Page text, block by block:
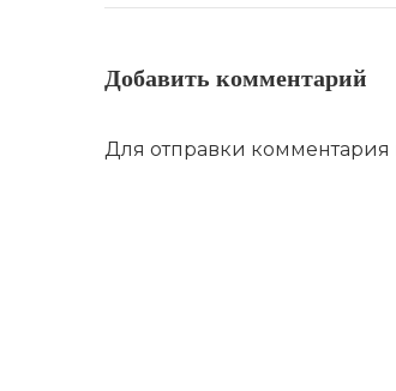
Добавить комментарий
Для отправки